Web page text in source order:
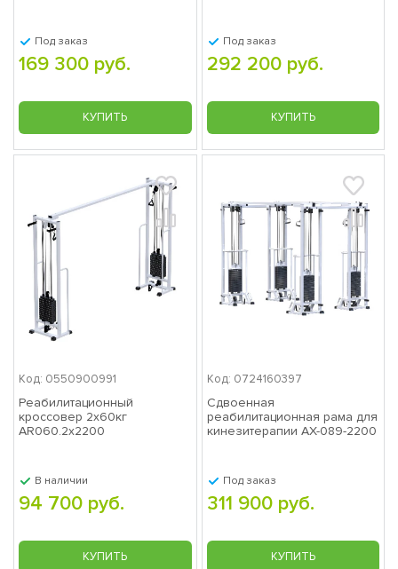
Под заказ
169 300 руб.
КУПИТЬ
Под заказ
292 200 руб.
КУПИТЬ
Код: 0550900991
Реабилитационный
кроссовер 2х60кг
AR060.2х2200
В наличии
94 700 руб.
КУПИТЬ
Код: 0724160397
Сдвоенная
реабилитационная рама для
кинезитерапии AX-089-2200
Под заказ
311 900 руб.
КУПИТЬ